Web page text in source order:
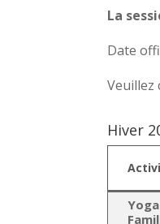
La
Date
Veuillez
Hiver
Yoga